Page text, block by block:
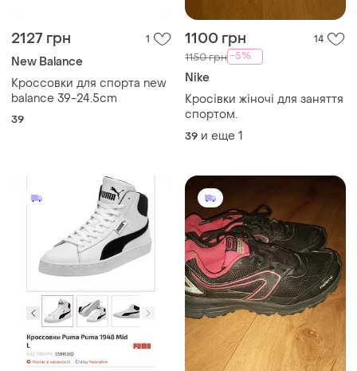
2127 грн 1
New Balance
Кроссовки для спорта new
balance 39-24.5cm
39
1100 грн 14
1150 грн -5%
Nike
Кросівки жіночі для заняття
спортом.
39 и еще 1